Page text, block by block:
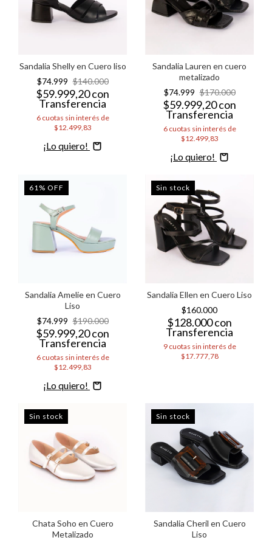
Sandalia Shelly en Cuero liso
$74.999 $140.000
$59.999,20con
Transferencia
6 cuotas sin interés de
$12.499,83
Comprar
Sandalia Lauren en cuero
metalizado
$74.999 $170.000
$59.999,20con
Transferencia
6 cuotas sin interés de
$12.499,83
Comprar
61 % OFF
Sandalia Amelie en Cuero
Liso
$74.999 $190.000
$59.999,20con
Transferencia
6 cuotas sin interés de
$12.499,83
Comprar
Sin stock
Sandalia Ellen en Cuero Liso
$160.000
$128.000con
Transferencia
9 cuotas sin interés de
$17.777,78
Sin stock
Chata Soho en Cuero
Metalizado
Sin stock
Sandalia Cheril en Cuero
Liso